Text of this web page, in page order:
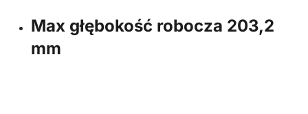
Max głębokość robocza 203,2
mm